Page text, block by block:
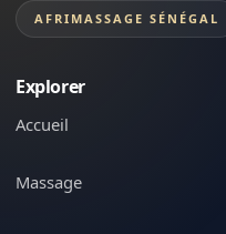
AFRIMASSAGE SÉNÉGAL
Explorer
Accueil
Massage